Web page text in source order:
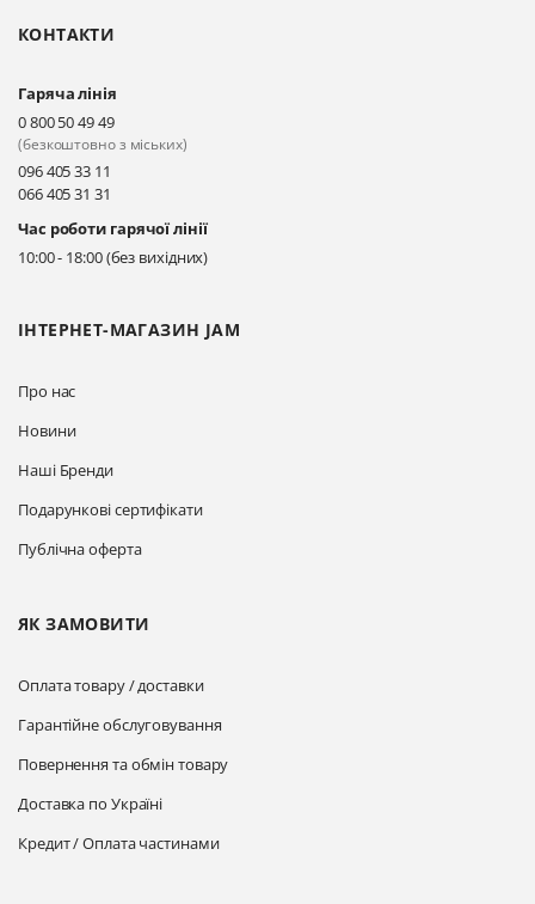
ІНТЕРНЕТ-МАГАЗИН JAM
Про нас
Новини
Наші Бренди
Подарункові сертифікати
Публічна оферта
ЯК ЗАМОВИТИ
Оплата товару / доставки
Гарантійне обслуговування
Повернення та обмін товару
Доставка по Україні
Кредит / Оплата частинами
КОНТАКТИ
Гаряча лінія
0 800 50 49 49
(безкоштовно з міських)
096 405 33 11
066 405 31 31
Час роботи гарячої лінії
10:00 - 18:00 (без вихідних)